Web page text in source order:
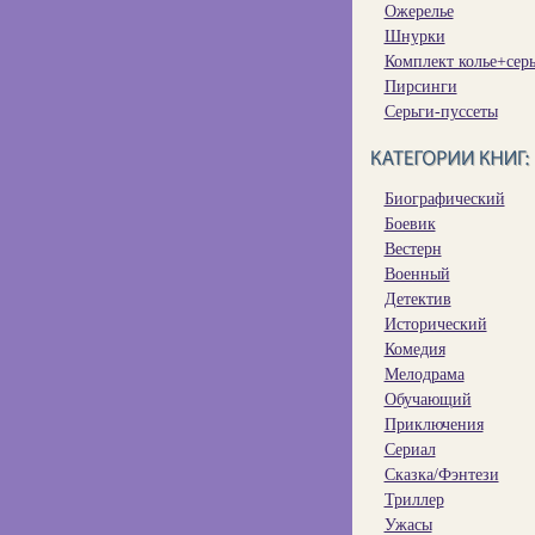
Ожерелье
Шнурки
Комплект
Пирсинги
Серьги-пуссеты
Биографический
Боевик
Вестерн
Военный
Детектив
Исторический
Комедия
Мелодрама
Обучающий
Приключения
Сериал
Сказка/Фэнтези
Триллер
Ужасы